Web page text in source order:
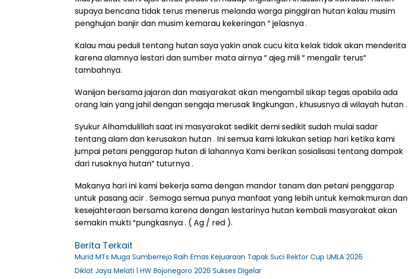
supaya bencana tidak terus menerus melanda warga pinggiran hutan kalau musim
penghujan banjir dan musim kemarau kekeringan ” jelasnya .
Kalau mau peduli tentang hutan saya yakin anak cucu kita kelak tidak akan menderita
karena alamnya lestari dan sumber mata airnya ” ajeg mili ” mengalir terus”
tambahnya.
Wanijan bersama jajaran dan masyarakat akan mengambil sikap tegas apabila ada
orang lain yang jahil dengan sengaja merusak lingkungan , khususnya di wilayah hutan .
Syukur Alhamdulillah saat ini masyarakat sedikit demi sedikit sudah mulai sadar
tentang alam dan kerusakan hutan . Ini semua kami lakukan setiap hari ketika kami
jumpai petani penggarap hutan di lahannya Kami berikan sosialisasi tentang dampak
dari rusaknya hutan” tuturnya .
Makanya hari ini kami bekerja sama dengan mandor tanam dan petani penggarap
untuk pasang acir . Semoga semua punya manfaat yang lebih untuk kemakmuran dan
kesejahteraan bersama karena dengan lestarinya hutan kembali masyarakat akan
semakin mukti “pungkasnya . ( Ag / red ).
Berita Terkait
Murid MTs Muga Sumberrejo Raih Emas Kejuaraan Tapak Suci Rektor Cup UMLA 2026
Diklat Jaya Melati 1 HW Bojonegoro 2026 Sukses Digelar